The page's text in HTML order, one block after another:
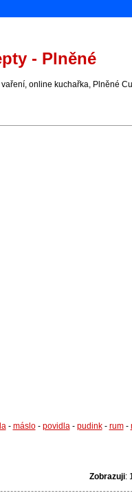
- Plněné
online kuchařka, Plněné
- máslo- povidla- pudink- rum-
Zobrazuji: